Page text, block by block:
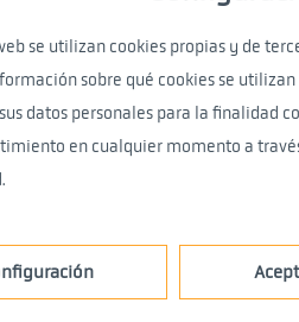
se utilizan cookies propias y de
sobre qué cookies se
datos personales para la finalidad
en cualquier momento a